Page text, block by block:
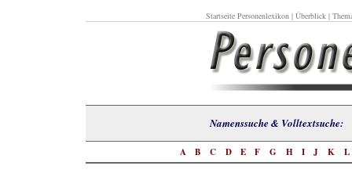
Startseite Personenlexikon| Überblick|
Namenssuche &
A B C D E F G H I J K L